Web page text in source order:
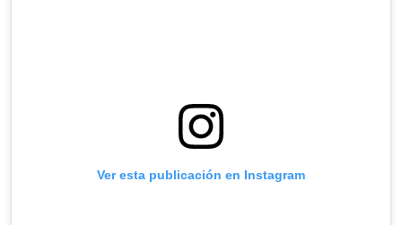
Ver esta publicación en Instagram